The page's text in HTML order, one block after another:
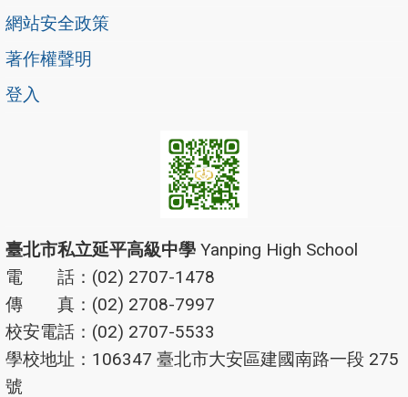
網站安全政策
著作權聲明
登入
臺北市私立延平高級中學 Yanping High School
電 話：(02) 2707-1478
傳 真：(02) 2708-7997
校安電話：(02) 2707-5533
學校地址：106347 臺北市大安區建國南路一段 275
號